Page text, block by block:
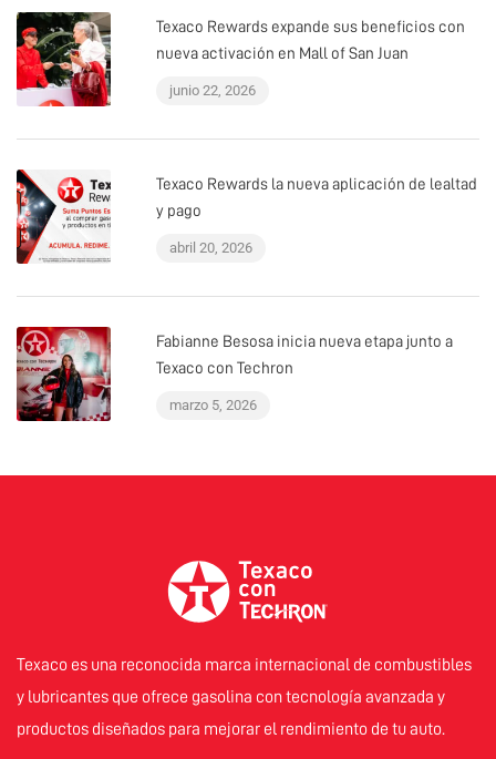
Texaco Rewards expande sus beneficios con
nueva activación en Mall of San Juan
junio 22, 2026
Texaco Rewards la nueva aplicación de lealtad
y pago
abril 20, 2026
Fabianne Besosa inicia nueva etapa junto a
Texaco con Techron
marzo 5, 2026
Texaco es una reconocida marca internacional de combustibles
y lubricantes que ofrece gasolina con tecnología avanzada y
productos diseñados para mejorar el rendimiento de tu auto.